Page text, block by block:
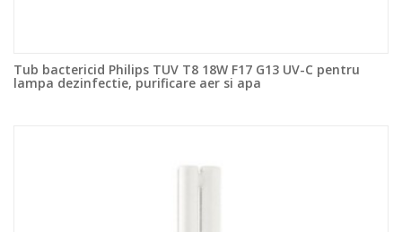
Tub bactericid Philips TUV T8 18W F17 G13 UV-C pentru
lampa dezinfectie, purificare aer si apa